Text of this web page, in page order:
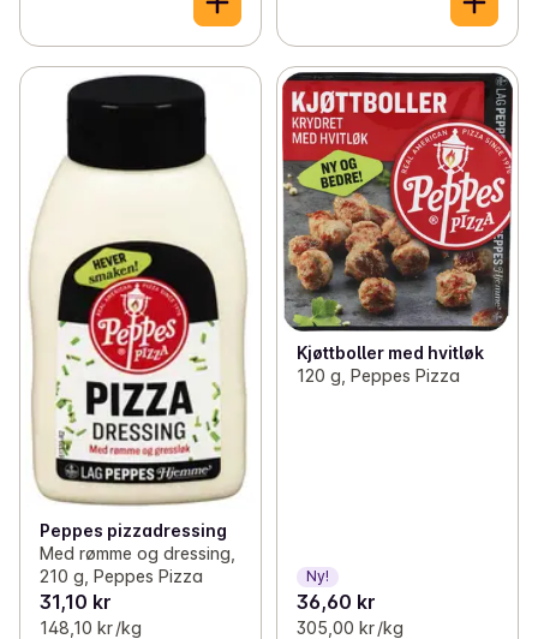
Peppes pizzadressing
Med rømme og dressing,
210 g, Peppes Pizza
31,10 kr
148,10 kr /kg
Kjøttboller med hvitløk
120 g, Peppes Pizza
Ny!
36,60 kr
305,00 kr /kg